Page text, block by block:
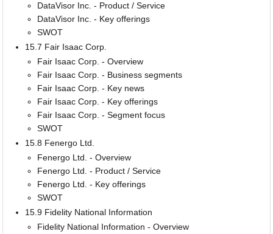
DataVisor Inc. - Product / Service
DataVisor Inc. - Key offerings
SWOT
15.7 Fair Isaac Corp.
Fair Isaac Corp. - Overview
Fair Isaac Corp. - Business segments
Fair Isaac Corp. - Key news
Fair Isaac Corp. - Key offerings
Fair Isaac Corp. - Segment focus
SWOT
15.8 Fenergo Ltd.
Fenergo Ltd. - Overview
Fenergo Ltd. - Product / Service
Fenergo Ltd. - Key offerings
SWOT
15.9 Fidelity National Information
Fidelity National Information - Overview